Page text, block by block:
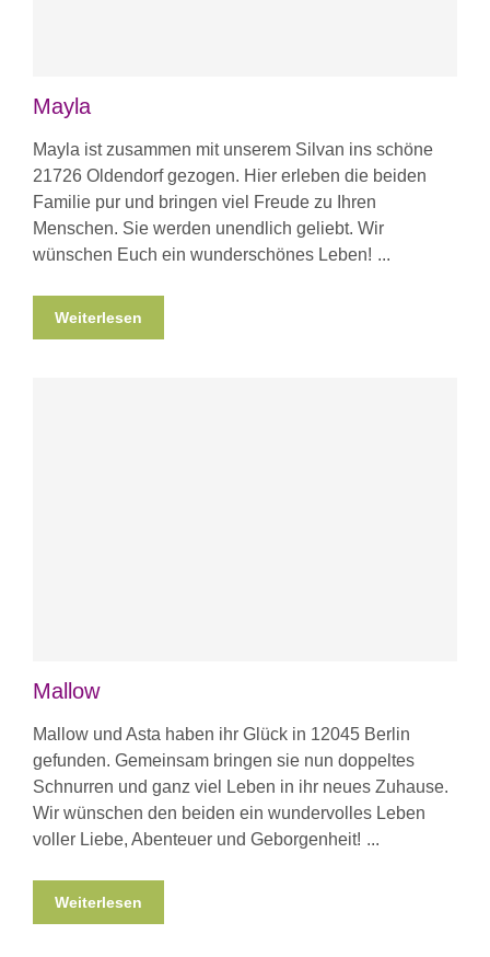
Mayla
Mayla ist zusammen mit unserem Silvan ins schöne
21726 Oldendorf gezogen. Hier erleben die beiden
Familie pur und bringen viel Freude zu Ihren
Menschen. Sie werden unendlich geliebt. Wir
wünschen Euch ein wunderschönes Leben!
Weiterlesen
Mallow
Mallow und Asta haben ihr Glück in 12045 Berlin
gefunden. Gemeinsam bringen sie nun doppeltes
Schnurren und ganz viel Leben in ihr neues Zuhause.
Wir wünschen den beiden ein wundervolles Leben
voller Liebe, Abenteuer und Geborgenheit!
Weiterlesen